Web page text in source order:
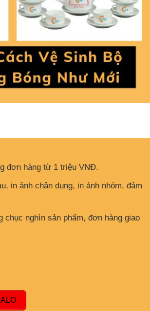
đơn hàng từ 1 triệu VNĐ.
in ảnh chân dung, in ảnh nhóm, đảm
nghìn sản phẩm, đơn hàng giao